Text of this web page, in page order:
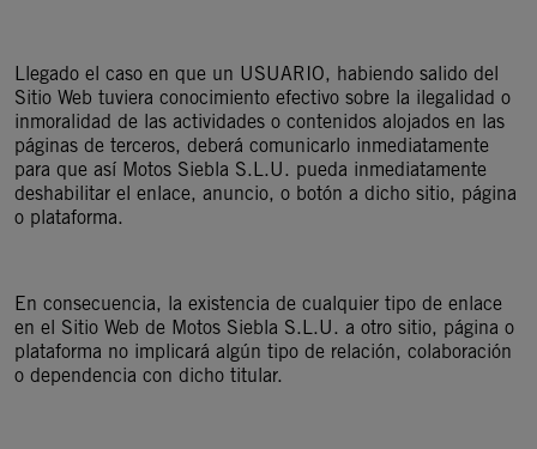
Llegado el caso en que un USUARIO, habiendo salido del
Sitio Web tuviera conocimiento efectivo sobre la ilegalidad o
inmoralidad de las actividades o contenidos alojados en las
páginas de terceros, deberá comunicarlo inmediatamente
para que así Motos Siebla S.L.U. pueda inmediatamente
deshabilitar el enlace, anuncio, o botón a dicho sitio, página
o plataforma.
En consecuencia, la existencia de cualquier tipo de enlace
en el Sitio Web de Motos Siebla S.L.U. a otro sitio, página o
plataforma no implicará algún tipo de relación, colaboración
o dependencia con dicho titular.